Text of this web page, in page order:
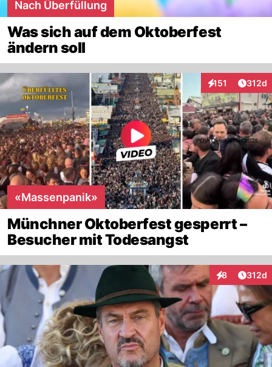
Nach Überfüllung
Was sich auf dem Oktoberfest
ändern soll
151
Interaktionen
312d
«Massenpanik»
Münchner Oktoberfest gesperrt –
Besucher mit Todesangst
8
Interaktionen
312d